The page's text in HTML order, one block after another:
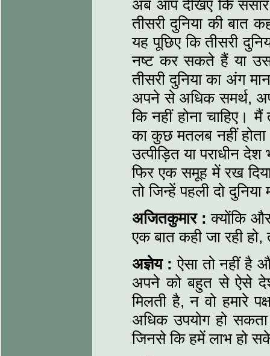
अब आप देखिए कि संसार
तीसरी दुनिया की बात
यह पूछिए कि तीसरी
नष्ट कर सकते हैं या
तीसरी दुनिया का अंग
अपने से अधिक समर्थ,
कि नहीं होना चाहिए।
का कुछ मतलब नहीं
उत्पीड़ित या पराधीन
फिर एक समूह में रख
तो जिन्हें पहली दो
अजितकुमार : क्योंकि
एक बात कही जा रही हो,
अज्ञेय : ऐसा तो नहीं है
अपने को बहुत से ऐसे
मिलती है, न वो हमारे
अधिक उपयोग हो
जिनसे कि हमें लाभ हो